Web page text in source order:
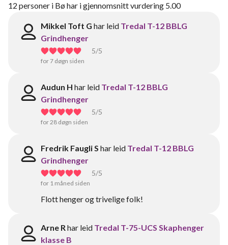
12 personer i Bø har i gjennomsnitt vurdering 5.00
Mikkel Toft G har leid Tredal T-12 BBLG
Grindhenger
5/5
for 7 døgn siden
Audun H har leid Tredal T-12 BBLG
Grindhenger
5/5
for 28 døgn siden
Fredrik Faugli S har leid Tredal T-12 BBLG
Grindhenger
5/5
for 1 måned siden
Flott henger og trivelige folk!
Arne Rhar leid Tredal T-75-UCS Skaphenger
klasse B